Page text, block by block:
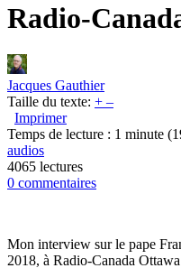
Radio-
Jacques Gauthier
Taille du texte: + –
Imprimer
Temps de lecture : 1 minute
audios
4065 lectures
0 commentaires
Mon interview sur le pape
2018, à Radio-Canada